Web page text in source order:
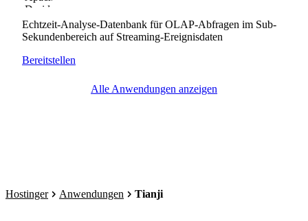
Echtzeit-Analyse-Datenbank für OLAP-Abfragen im Sub-
Sekundenbereich auf Streaming-Ereignisdaten
Bereitstellen
Alle Anwendungen anzeigen
Hostinger Anwendungen Tianji